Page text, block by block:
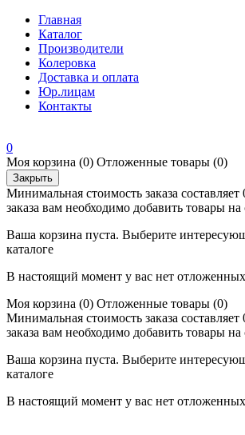
Главная
Каталог
Производители
Колеровка
Доставка и оплата
Юр.лицам
Контакты
0
Моя корзина (0) Отложенные товары (0)
Закрыть
Минимальная стоимость заказа
заказа вам необходимо добавить товары
Ваша корзина пуста. Выберите
каталоге
В настоящий момент у вас нет
Моя корзина (0) Отложенные товары (0)
Минимальная стоимость заказа
заказа вам необходимо добавить товары
Ваша корзина пуста. Выберите
каталоге
В настоящий момент у вас нет